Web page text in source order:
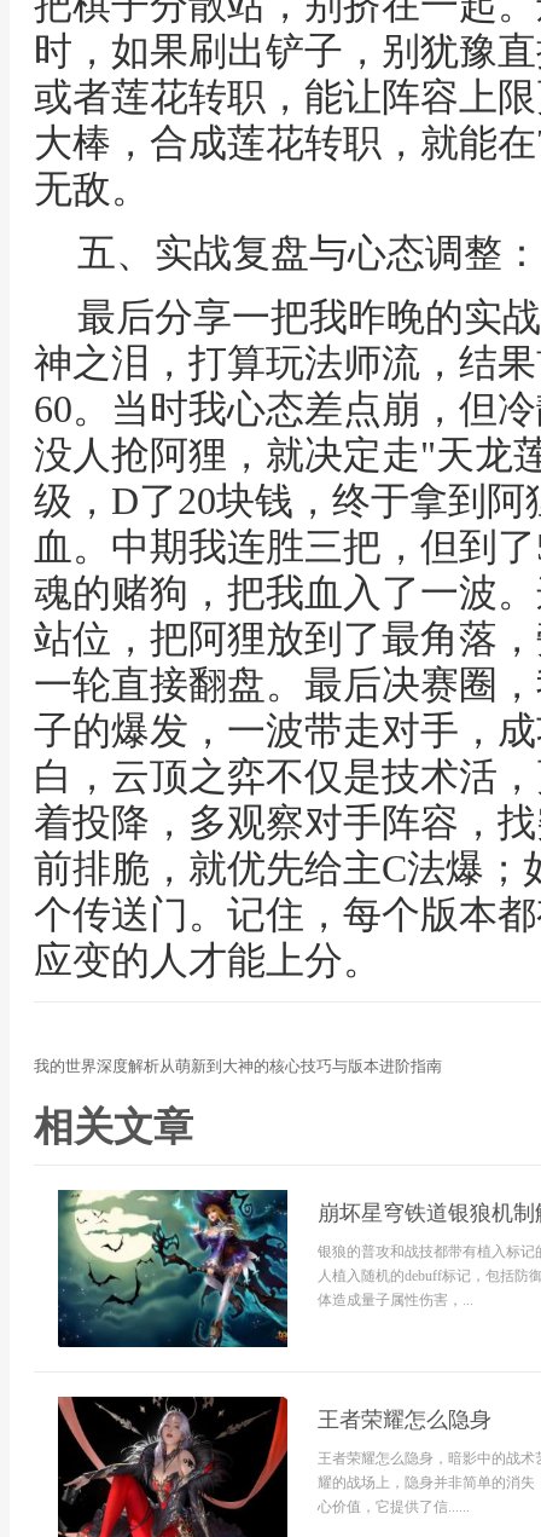
时，如果刷出铲子，别犹豫
或者莲花转职，能让阵容上
大棒，合成莲花转职，就能
无敌。
五、实战复盘与心态调整
最后分享一把我昨晚的实
神之泪，打算玩法师流，结
60。当时我心态差点崩，但
没人抢阿狸，就决定走"天龙
级，D了20块钱，终于拿到
血。中期我连胜三把，但到
魂的赌狗，把我血入了一波
站位，把阿狸放到了最角落
一轮直接翻盘。最后决赛圈
子的爆发，一波带走对手，
白，云顶之弈不仅是技术活
着投降，多观察对手阵容，
前排脆，就优先给主C法爆
个传送门。记住，每个版本
应变的人才能上分。
我的世界深度解析从萌新到大神的核心技巧与版本进阶指南
相关文章
崩坏星穹铁道银狼机
银狼的普攻和战技都带有植入标
人植入随机的debuff标记，包括防
体造成量子属性伤害，...
王者荣耀怎么隐身
王者荣耀怎么隐身，暗影中的战
耀的战场上，隐身并非简单的消
心价值，它提供了信......